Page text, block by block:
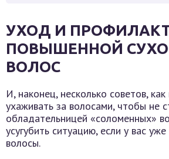
УХОД И
ПОВЫШЕННОЙ
ВОЛОС
И, наконец, несколько советов, как
ухаживать за волосами, чтобы не
обладательницей «соломенных»
усугубить ситуацию, если у вас
волосы.